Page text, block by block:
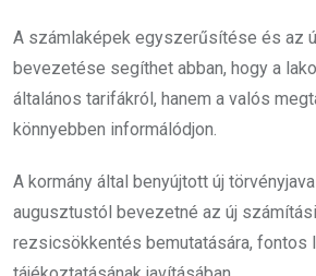
A számlaképek egyszerűsítése és az
bevezetése segíthet abban, hogy a
általános tarifákról, hanem a valós
könnyebben informálódjon.
A kormány által benyújtott új
augusztustól bevezetné az új
rezsicsökkentés bemutatására, fontos